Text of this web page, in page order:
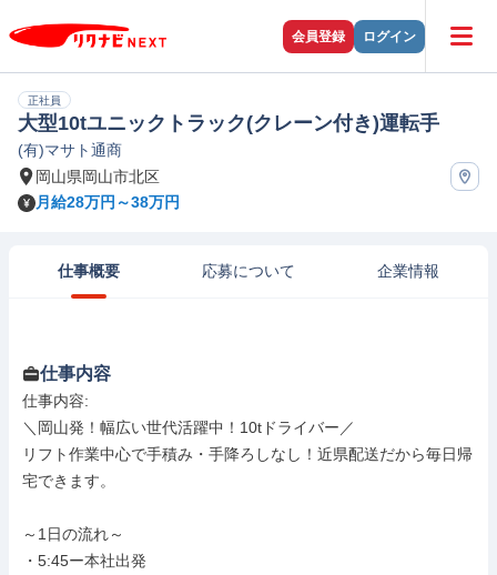
会員登録 ログイン
正社員
大型10tユニックトラック(クレーン付き)運転手
(有)マサト通商
岡山県岡山市北区
月給28万円～38万円
仕事概要 応募について 企業情報
仕事内容
仕事内容:
＼岡山発！幅広い世代活躍中！10tドライバー／
リフト作業中心で手積み・手降ろしなし！近県配送だから毎日帰
宅できます。
～1日の流れ～
・5:45ー本社出発